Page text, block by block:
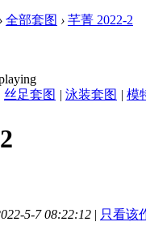
› 全部套图 › 芊菁 2022-2
丝足套图 | 泳装套图 | 模
5-7 08:22:12 | 只看该